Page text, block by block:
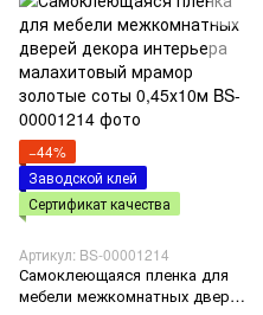
−44%
Заводской клей
Сертификат качества
Артикул: BS-00001214
Самоклеющаяся пленка для
мебели межкомнатных дверей